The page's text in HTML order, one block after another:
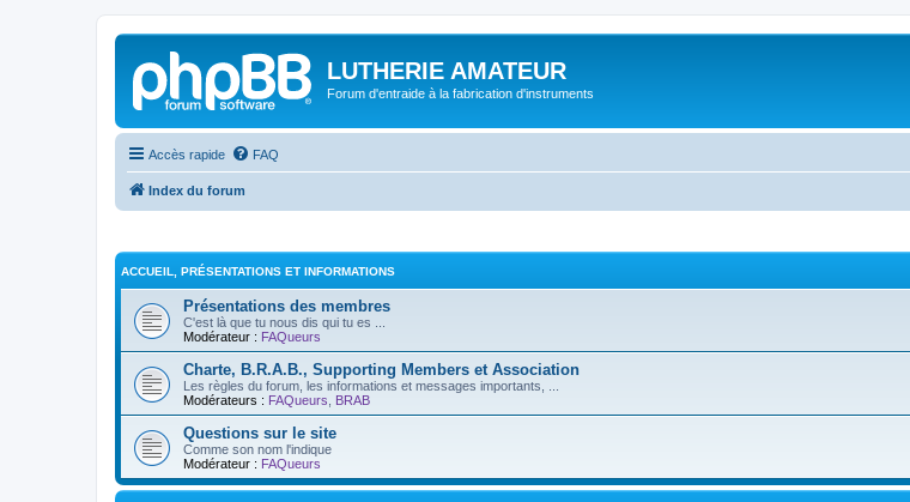
LUTHERIE AMATEUR
Forum d'entraide à la fabrication d'instruments
Accès rapide FAQ
Index du forum
ACCUEIL, PRÉSENTATIONS ET INFORMATIONS
Présentations des membres
C'est là que tu nous dis qui tu es ...
Modérateur : FAQueurs
Charte, B.R.A.B., Supporting Members et Association
Les règles du forum, les informations et messages importants, ...
Modérateurs : FAQueurs BRAB
Questions sur le site
Comme son nom l'indique
Modérateur : FAQueurs